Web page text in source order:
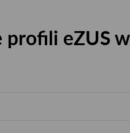
profili eZUS w